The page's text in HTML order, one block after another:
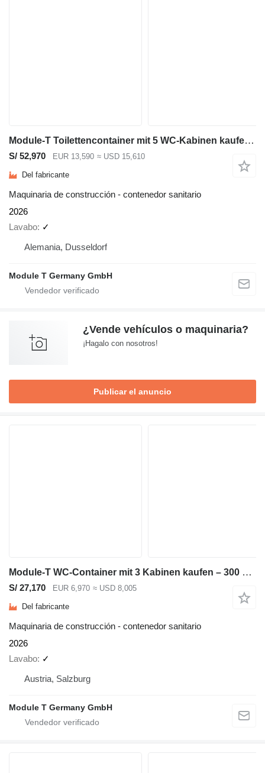
Module-T Toilettencontainer mit 5 WC-Kabinen kaufen – 600×240 cm, 14,4 m²
S/ 52,970 EUR 13,590 ≈ USD 15,610
Del fabricante
Maquinaria de construcción - contenedor sanitario
2026
Lavabo ✓
Alemania, Dusseldorf
Module T Germany GmbH
¿Vende vehículos o maquinaria?
¡Hagalo con nosotros!
Publicar el anuncio
Module-T WC-Container mit 3 Kabinen kaufen – 300 × 240 cm | NEU
S/ 27,170 EUR 6,970 ≈ USD 8,005
Del fabricante
Maquinaria de construcción - contenedor sanitario
2026
Lavabo ✓
Austria, Salzburg
Module T Germany GmbH